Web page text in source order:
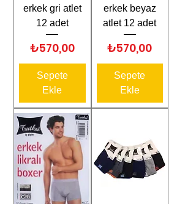
erkek gri atlet
12 adet
Fiyat
₺570,00
Sepete
Ekle
erkek beyaz
atlet 12 adet
Fiyat
₺570,00
Sepete
Ekle